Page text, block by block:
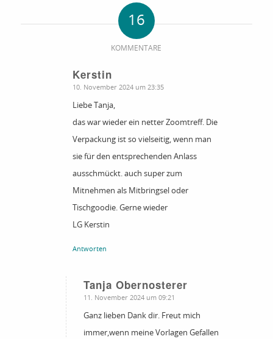
16
KOMMENTARE
Kerstin
sagte:
10. November 2024 um 23:35
Liebe Tanja,
das war wieder ein netter Zoomtreff. Die
Verpackung ist so vielseitig, wenn man
sie für den entsprechenden Anlass
ausschmückt. auch super zum
Mitnehmen als Mitbringsel oder
Tischgoodie. Gerne wieder
LG Kerstin
Antworten
Tanja Obernosterer
sagte:
11. November 2024 um 09:21
Ganz lieben Dank dir. Freut mich
immer,wenn meine Vorlagen Gefallen